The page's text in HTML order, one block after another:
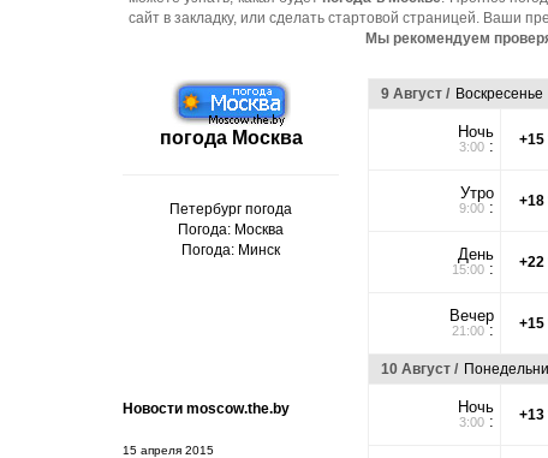
сайт в закладку, или сделать стартовой страницей. Ваши
Мы рекомендуем
погода Москва
Петербург погода
Погода: Москва
Погода: Минск
Новости moscow.the.by
15 апреля 2015
9 Август / Воскресенье
Ночь
3:00: +15
Утро
9:00: +18
День
15:00: +22
Вечер
21:00: +15
10 Август /
Ночь
3:00: +13